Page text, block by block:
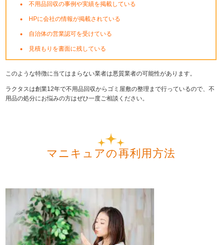
不用品回収の事例や実績を掲載している
HPに会社の情報が掲載されている
自治体の営業認可を受けている
見積もりを書面に残している
このような特徴に当てはまらない業者は悪質業者の可能性があります。
ラクタスは創業12年で不用品回収からゴミ屋敷の整理まで行っているので、不
用品の処分にお悩みの方はぜひ一度ご相談ください。
マニキュアの再利用方法